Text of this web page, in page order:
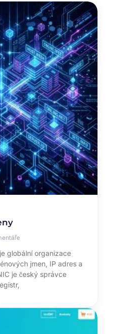
globální organizace
jmen, IP adres a
je český správce